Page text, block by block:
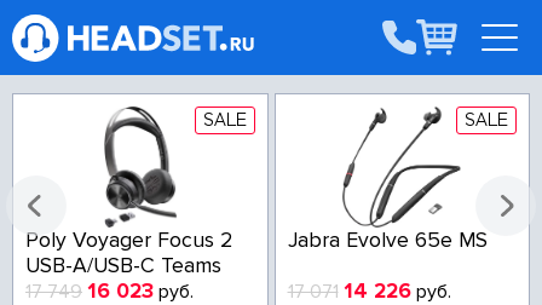
SALE
Poly Voyager Focus 2
USB-A/USB-C Teams
17 749 16 023 руб.
SALE
Jabra Evolve 65e MS
17 071 14 226руб.